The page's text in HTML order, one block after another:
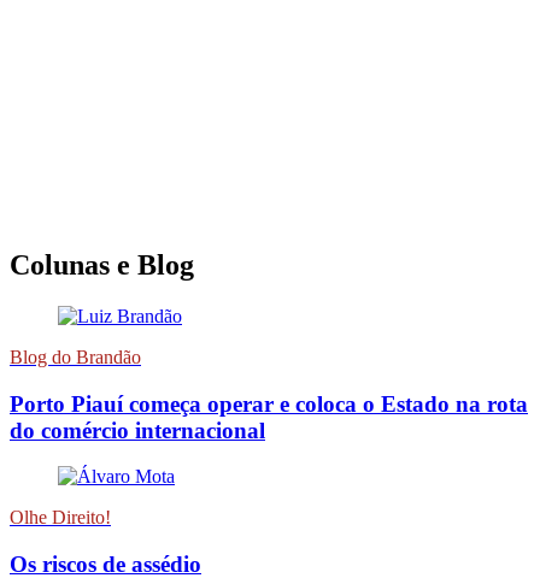
Colunas e Blog
Blog do Brandão
Porto Piauí começa operar e coloca o Estado na rota
do comércio internacional
Olhe Direito!
Os riscos de assédio